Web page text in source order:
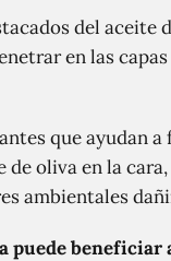
del aceite
en las
que ayudan
oliva en la
ambientales
puede